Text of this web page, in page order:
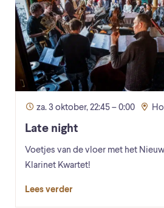
za. 3 oktober, 22:45 – 0:00
Late night
Voetjes van de vloer met het
Klarinet Kwartet!
Lees verder